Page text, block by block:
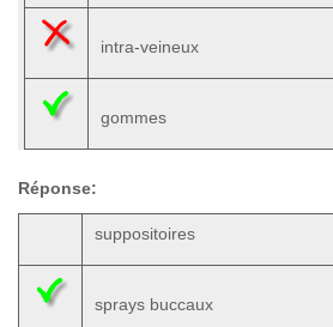
intra-veineux
gommes
Réponse:
suppositoires
sprays buccaux